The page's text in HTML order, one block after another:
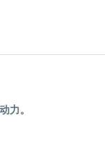
力。